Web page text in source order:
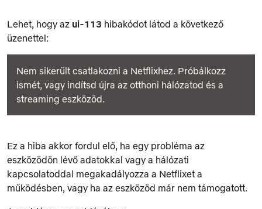
Lehet, hogy az ui-113 hibakódot látod a következő
üzenettel:
Nem sikerült csatlakozni a Netflixhez. Próbálkozz
ismét, vagy indítsd újra az otthoni hálózatod és a
streaming eszközöd.
Ez a hiba akkor fordul elő, ha egy probléma az
eszközödön lévő adatokkal vagy a hálózati
kapcsolatoddal megakadályozza a Netflixet a
működésben, vagy ha az eszközöd már nem támogatott.